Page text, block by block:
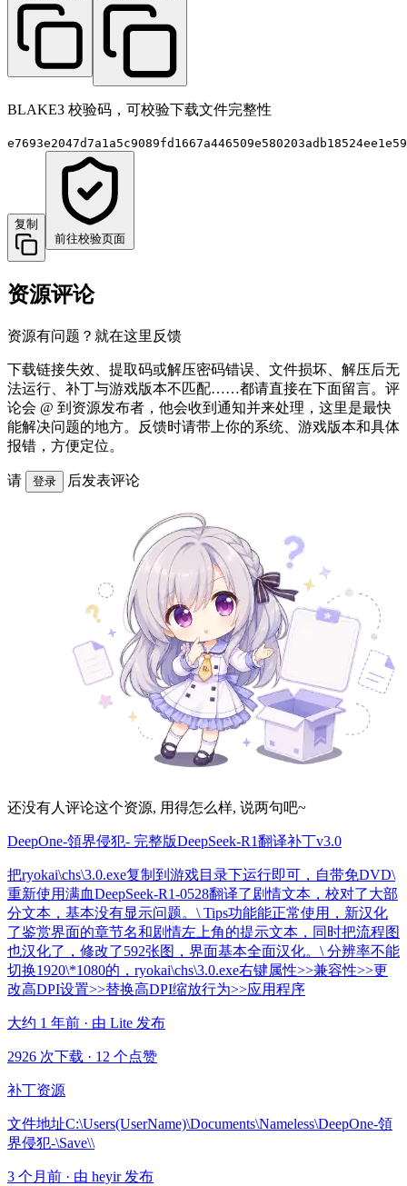
BLAKE3 校验码，可校验下载文件完整性
复制
前往校验页面
资源评论
资源有问题？就在这里反馈
下载链接失效、提取码或解压密码错误、文件损坏、解压后无
法运行、补丁与游戏版本不匹配……都请直接在下面留言。评
论会 @ 到资源发布者，他会收到通知并来处理，这里是最快
能解决问题的地方。反馈时请带上你的系统、游戏版本和具体
报错，方便定位。
请 登录 后发表评论
还没有人评论这个资源, 用得怎么样, 说两句吧~
DeepOne-領界侵犯- 完整版DeepSeek-R1翻译补丁v3.0
把ryokai\chs\3.0.exe复制到游戏目录下运行即可，自带免DVD\
重新使用满血DeepSeek-R1-0528翻译了剧情文本，校对了大部
分文本，基本没有显示问题。\ Tips功能能正常使用，新汉化
了鉴赏界面的章节名和剧情左上角的提示文本，同时把流程图
也汉化了，修改了592张图，界面基本全面汉化。\ 分辨率不能
切换1920\*1080的，ryokai\chs\3.0.exe右键属性>>兼容性>>更
改高DPI设置>>替换高DPI缩放行为>>应用程序
大约 1 年前 · 由 Lite 发布
2926 次下载 · 12 个点赞
补丁资源
文件地址C:\Users(UserName)\Documents\Nameless\DeepOne-領
界侵犯-\Save\\
3 个月前 · 由 heyir 发布